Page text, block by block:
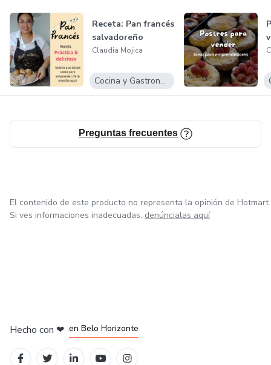
Receta: Pan francés
salvadoreño
Claudia Mojica
Cocina y Gastronomía
Preguntas frecuentes
El contenido de este producto no representa la opinión de Hotmart.
Si ves informaciones inadecuadas, denúncialas aquí
Hecho con ❤ en Belo Horizonte